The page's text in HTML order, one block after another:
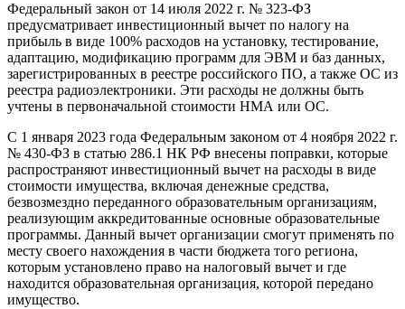
Федеральный закон от 14 июля 2022 г. № 323-ФЗ
предусматривает инвестиционный вычет по налогу на
прибыль в виде 100% расходов на установку, тестирование,
адаптацию, модификацию программ для ЭВМ и баз данных,
зарегистрированных в реестре российского ПО, а также ОС из
реестра радиоэлектроники. Эти расходы не должны быть
учтены в первоначальной стоимости НМА или ОС.
С 1 января 2023 года Федеральным законом от 4 ноября 2022 г.
№ 430-ФЗ в статью 286.1 НК РФ внесены поправки, которые
распространяют инвестиционный вычет на расходы в виде
стоимости имущества, включая денежные средства,
безвозмездно переданного образовательным организациям,
реализующим аккредитованные основные образовательные
программы. Данный вычет организации смогут применять по
месту своего нахождения в части бюджета того региона,
которым установлено право на налоговый вычет и где
находится образовательная организация, которой передано
имущество.